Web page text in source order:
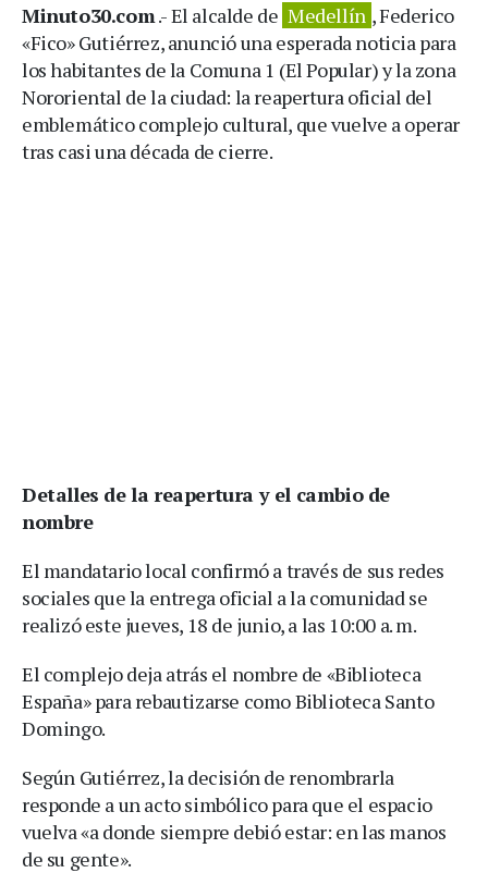
Minuto30.com.- El alcalde de Medellín , Federico
«Fico» Gutiérrez, anunció una esperada noticia para
los habitantes de la Comuna 1 (El Popular) y la zona
Nororiental de la ciudad: la reapertura oficial del
emblemático complejo cultural, que vuelve a operar
tras casi una década de cierre.
Detalles de la reapertura y el cambio de
nombre
El mandatario local confirmó a través de sus redes
sociales que la entrega oficial a la comunidad se
realizó este jueves, 18 de junio, a las 10:00 a. m.
El complejo deja atrás el nombre de «Biblioteca
España» para rebautizarse como Biblioteca Santo
Domingo.
Según Gutiérrez, la decisión de renombrarla
responde a un acto simbólico para que el espacio
vuelva «a donde siempre debió estar: en las manos
de su gente».